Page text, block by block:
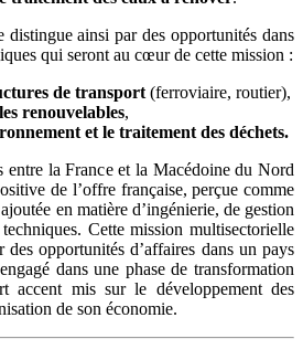
ainsi par des opportunités dans
qui seront au cœur de cette mission :
de transport (ferroviaire, routier),
renouvelables,
et le traitement des déchets.
entre la France et la Macédoine du Nord
de l’offre française, perçue comme
en matière d’ingénierie, de gestion
Cette mission multisectorielle
des opportunités d’affaires dans un pays
dans une phase de transformation
accent mis sur le développement des
de son économie.